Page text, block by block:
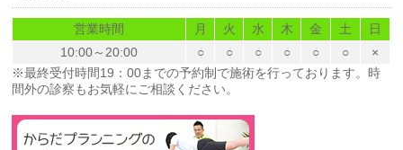
営業時間 月 火 水 木 金 土
日
10:00～20:00
○ ○ ○ ○ ○ ○
×
※最終受付時間19：00までの予約制で施術を行っております。時
間外の診察もお気軽にご相談ください。